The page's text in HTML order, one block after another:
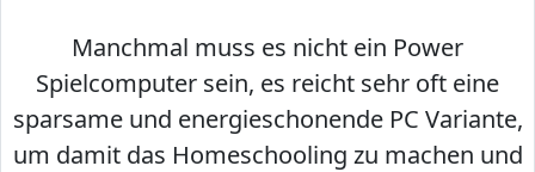
Manchmal muss es nicht ein Power
Spielcomputer sein, es reicht sehr oft eine
sparsame und energieschonende PC Variante,
um damit das Homeschooling zu machen und